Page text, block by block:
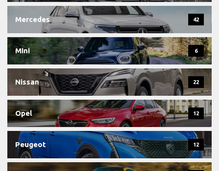
Mercedes 42
Mini 6
Nissan 22
Opel 12
Peugeot 12